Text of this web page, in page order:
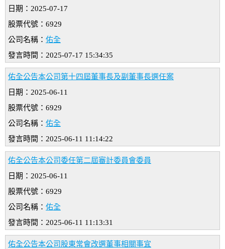
日期：2025-07-17
股票代號：6929
公司名稱： 佑全
發言時間：2025-07-17 15:34:35
佑全公告本公司第十四屆董事長及副董事長選任案
日期：2025-06-11
股票代號：6929
公司名稱： 佑全
發言時間：2025-06-11 11:14:22
佑全公告本公司委任第二屆審計委員會委員
日期：2025-06-11
股票代號：6929
公司名稱： 佑全
發言時間：2025-06-11 11:13:31
佑全公告本公司股東常會改選董事相關事宜